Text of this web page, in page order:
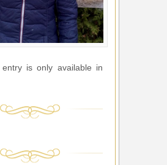
entry is only available in